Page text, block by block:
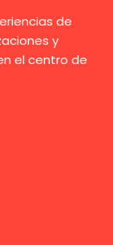
de
y
el centro de